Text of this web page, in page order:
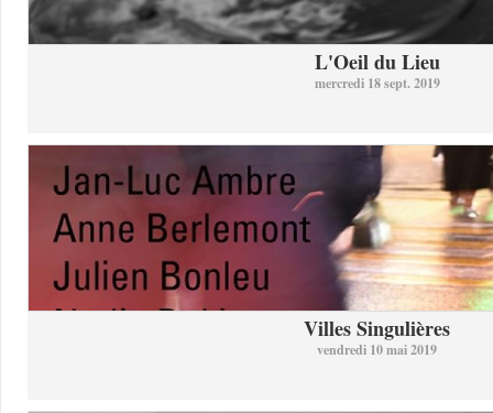
L'Oeil du Lieu
mercredi 18 sept. 2019
Villes Singulières
vendredi 10 mai 2019